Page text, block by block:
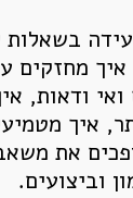
בשאלות
מחזקים
ודאות,
את
וביצועים.